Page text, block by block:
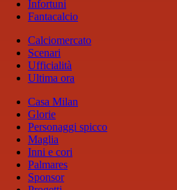
Infortuni
Fantacalcio
Calciomercato
Scenari
Ufficialità
Ultima ora
Casa Milan
Glorie
Personaggi spicco
Maglia
Inni e cori
Palmares
Sponsor